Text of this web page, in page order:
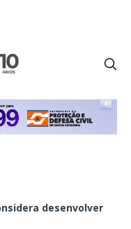
desenvolver